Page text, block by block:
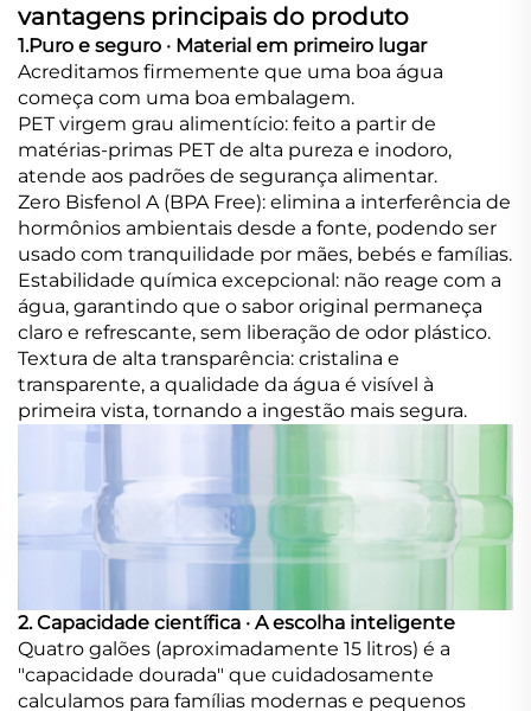
vantagens principais do produto
1.Puro e seguro · Material em primeiro lugar
Acreditamos firmemente que uma boa água
começa com uma boa embalagem.
PET virgem grau alimentício: feito a partir de
matérias-primas PET de alta pureza e inodoro,
atende aos padrões de segurança alimentar.
Zero Bisfenol A (BPA Free): elimina a interferência de
hormônios ambientais desde a fonte, podendo ser
usado com tranquilidade por mães, bebés e famílias.
Estabilidade química excepcional: não reage com a
água, garantindo que o sabor original permaneça
claro e refrescante, sem liberação de odor plástico.
Textura de alta transparência: cristalina e
transparente, a qualidade da água é visível à
primeira vista, tornando a ingestão mais segura.
2. Capacidade científica · A escolha inteligente
Quatro galões (aproximadamente 15 litros) é a
"capacidade dourada" que cuidadosamente
calculamos para famílias modernas e pequenos